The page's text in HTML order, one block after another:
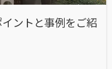
ントと事例をご紹